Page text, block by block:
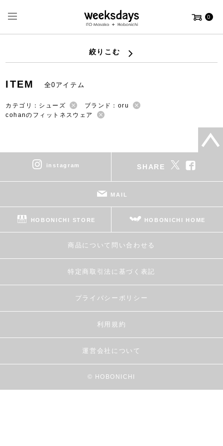
0
絞りこむ
ITEM 全0アイテム
カテゴリ：シューズ
ブランド：oru
cohanのフィットネスウェア
instagram SHARE
MAIL
HOBONICHI STORE HOBONICHI HOME
商品について問い合わせる
特定商取引法に基づく表記
プライバシーポリシー
利用規約
運営会社について
© HOBONICHI